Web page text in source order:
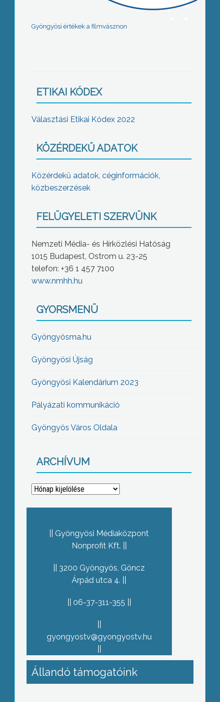
Gyöngyösi értékek a filmvásznon
ETIKAI KÓDEX
Választási Etikai Kódex 2022
KÖZÉRDEKŰ ADATOK
Közérdekű adatok, céginformációk,
közbeszerzések
FELÜGYELETI SZERVÜNK
Nemzeti Média- és Hírközlési Hatóság
1015 Budapest, Ostrom u. 23-25
telefon: +36 1 457 7100
www.nmhh.hu
GYORSMENÜ
Gyöngyösma.hu
Gyöngyösi Újság
Gyöngyösi Kalendárium 2023
Pályázati kommunikáció
Gyöngyös Város Oldala
ARCHÍVUM
Archívum
Gyöngyösi Médiaközpont
Nonprofit Kft.
3200 Gyöngyös, Göncz
Árpád utca 4.
06-37-311-355
gyongyostv@gyongyostv.hu
Állandó támogatóink